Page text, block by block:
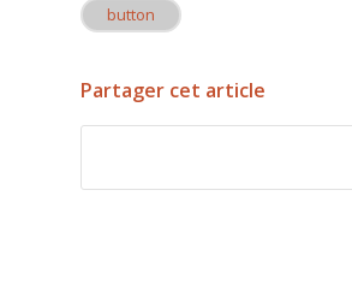
button
Partager cet article